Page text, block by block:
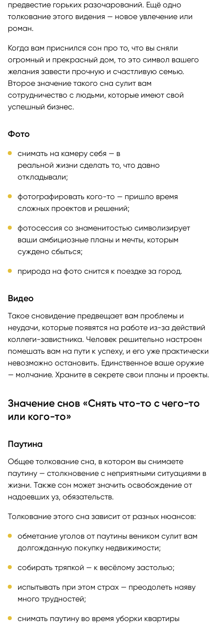
предвестие горьких разочарований. Ещё одно
толкование этого видения — новое увлечение или
роман.
Когда вам приснился сон про то, что вы сняли
огромный и прекрасный дом, то это символ вашего
желания завести прочную и счастливую семью.
Второе значение такого сна сулит вам
сотрудничество с людьми, которые имеют свой
успешный бизнес.
Фото
снимать на камеру себя — в
реальной жизни сделать то, что давно
откладывали;
фотографировать кого-то — пришло время
сложных проектов и решений;
фотосессия со знаменитостью символизирует
ваши амбициозные планы и мечты, которым
суждено сбыться;
природа на фото снится к поездке за город.
Видео
Такое сновидение предвещает вам проблемы и
неудачи, которые появятся на работе из-за действий
коллеги-завистника. Человек решительно настроен
помешать вам на пути к успеху, и его уже практически
невозможно остановить. Единственное ваше оружие
— молчание. Храните в секрете свои планы и проекты.
Значение снов «Снять что-то с чего-то
или кого-то»
Паутина
Общее толкование сна, в котором вы снимаете
паутину — столкновение с неприятными ситуациями в
жизни. Также сон может значить освобождение от
надоевших уз, обязательств.
Толкование этого сна зависит от разных нюансов:
обметание уголов от паутины веником сулит вам
долгожданную покупку недвижимости;
собирать тряпкой — к весёлому застолью;
испытывать при этом страх — преодолеть наяву
много трудностей;
снимать паутину во время уборки квартиры